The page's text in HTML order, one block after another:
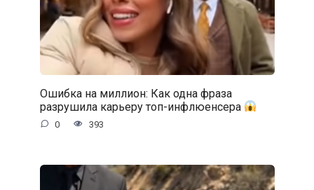
Ошибка на миллион: Как одна фраза
разрушила карьеру топ-инфлюенсера
0 393